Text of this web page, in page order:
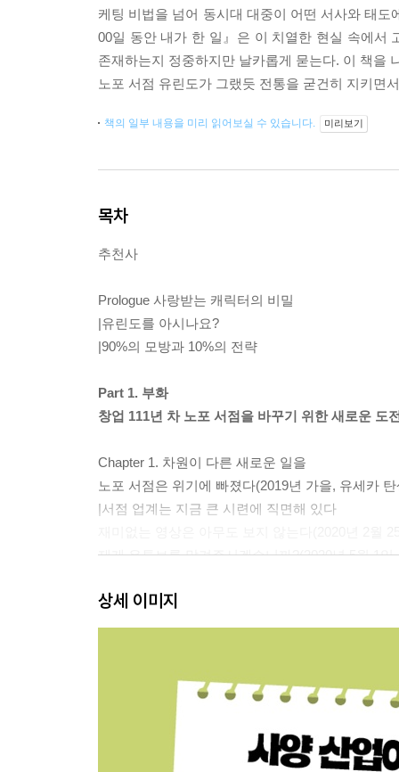
케팅 비법을 넘어 동시대 대중이 어떤 서사와 태
00일 동안 내가 한 일』은 이 치열한 현실 속에서
존재하는지 정중하지만 날카롭게 묻는다. 이 책을
노포 서점 유린도가 그랬듯 전통을 굳건히 지키면
책의 일부 내용을 미리 읽어보실 수 있습니다. 미리보기
목차
추천사
Prologue 사랑받는 캐릭터의 비밀
|유린도를 아시나요?
|90%의 모방과 10%의 전략
Part 1. 부화
창업 111년 차 노포 서점을 바꾸기 위한 새로운 도
Chapter 1. 차원이 다른 새로운 일을
노포 서점은 위기에 빠졌다(2019년 가을, 유세카
|서점 업계는 지금 큰 시련에 직면해 있다
제게 유튜브를 맡겨주시겠습니까?(2020년 5월 1
Chapter 2. 붓코로는 이렇게 탄생했다
선발주자의 성공 사례에 독자적인 요소를 결합한
|편집 기술로서의 DJ 사장
기업의 겉치레나 사장님의 귀중한 말씀은 아무도
목소리 스태프를 어떻게 할 것인가(2020년 5월 27
결재에 올릴 테스트 영상
상세 이미지